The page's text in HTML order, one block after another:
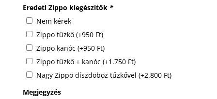
Eredeti Zippo kiegészítők *
Nem kérek
Zippo tűzkő (+950 Ft)
Zippo kanóc (+950 Ft)
Zippo tűzkő + kanóc (+1.750 Ft)
Nagy Zippo díszdoboz tűzkővel (+2.800 Ft)
Megjegyzés